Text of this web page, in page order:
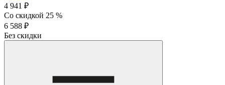
4 941 ₽
Со скидкой 25 %
6 588 ₽
Без скидки